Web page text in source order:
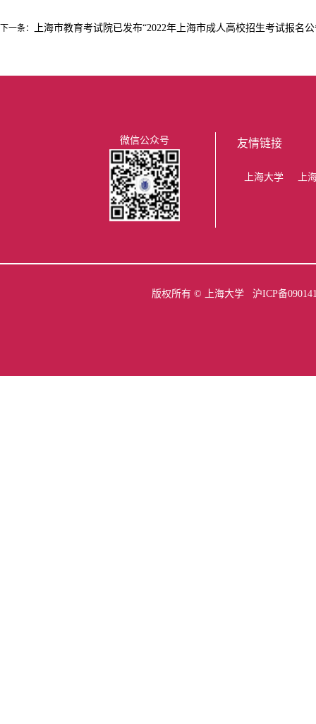
下一条： 上海市教育考试院已发布“2022年上海市成人高校招生考试报名公
微信公众号 友情链接
上海大学 上
版权所有 © 上海大学 沪ICP备